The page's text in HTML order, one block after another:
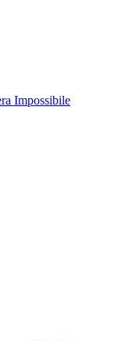
Impossibile